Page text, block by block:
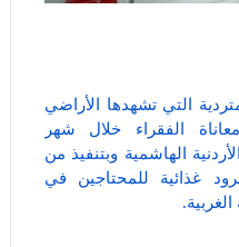
التي تشهدها الأراضي
الفقراء خلال شهر
الهاشمية وبتنفيذ من
غذائية للمحتاجين في